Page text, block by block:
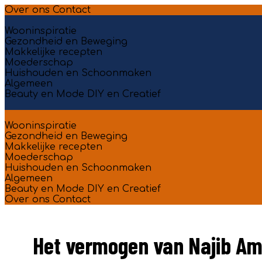
Over ons Contact
Wooninspiratie
Gezondheid en Beweging
Makkelijke recepten
Moederschap
Huishouden en Schoonmaken
Algemeen
Beauty en Mode DIY en Creatief
Wooninspiratie
Gezondheid en Beweging
Makkelijke recepten
Moederschap
Huishouden en Schoonmaken
Algemeen
Beauty en Mode DIY en Creatief
Over ons Contact
Het vermogen van Najib